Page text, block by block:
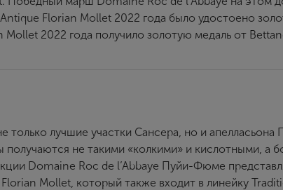
Florian Mollet 2022 года было удостоено
2022 года получило золотую медаль от
только лучшие участки Сансера, но и
получаются не такими «колкими» и кислотными, а
Domaine Roc de l’Abbaye Пуйи-Фюме
Mollet, который также входит в линейку